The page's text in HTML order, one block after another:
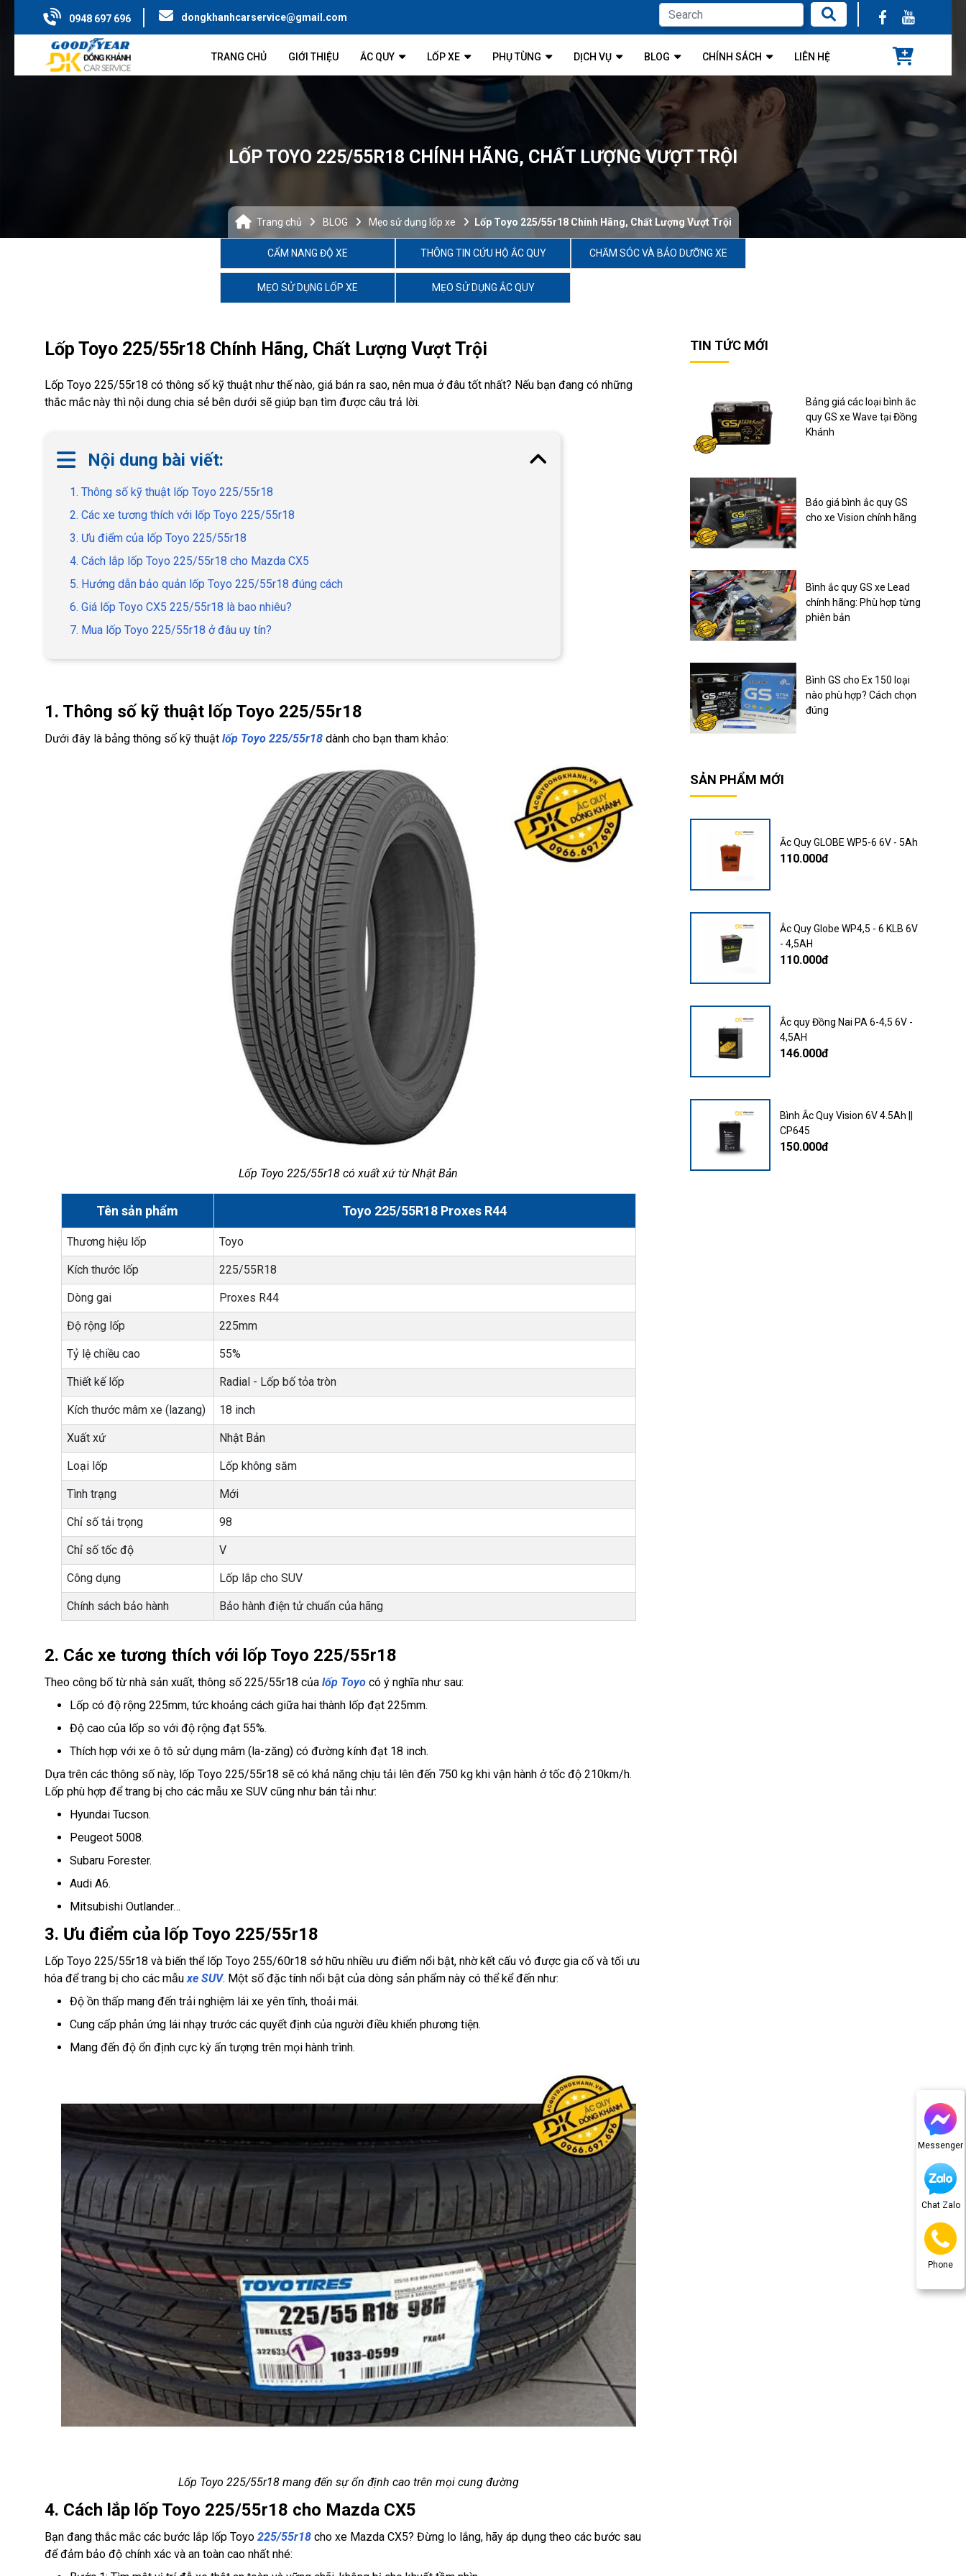
0948 697 696 dongkhanhcarservice@gmail.com
TRANG CHỦ GIỚI THIỆU ẮC QUY LỐP XE PHỤ TÙNG DỊCH VỤ BLOG CHÍNH SÁCH LIÊN HỆ
Messenger
Chat Zalo
Phone
LỐP TOYO 225/55R18 CHÍNH HÃNG, CHẤT LƯỢNG VƯỢT TRỘI
Trang chủ BLOG Mẹo sử dụng lốp xe Lốp Toyo 225/55r18 Chính Hãng, Chất Lượng Vượt Trội
CẨM NANG ĐỘ XE THÔNG TIN CỨU HỘ ẮC QUY CHĂM SÓC VÀ BẢO DƯỠNG XE
MẸO SỬ DỤNG LỐP XE MẸO SỬ DỤNG ẮC QUY
Lốp Toyo 225/55r18 Chính Hãng, Chất Lượng Vượt Trội
Lốp Toyo 225/55r18 có thông số kỹ thuật như thế nào, giá bán ra sao, nên mua ở đâu tốt nhất? Nếu bạn đang có những
thắc mắc này thì nội dung chia sẻ bên dưới sẽ giúp bạn tìm được câu trả lời.
Nội dung bài viết:
1. Thông số kỹ thuật lốp Toyo 225/55r18
2. Các xe tương thích với lốp Toyo 225/55r18
3. Ưu điểm của lốp Toyo 225/55r18
4. Cách lắp lốp Toyo 225/55r18 cho Mazda CX5
5. Hướng dẫn bảo quản lốp Toyo 225/55r18 đúng cách
6. Giá lốp Toyo CX5 225/55r18 là bao nhiêu?
7. Mua lốp Toyo 225/55r18 ở đâu uy tín?
1. Thông số kỹ thuật lốp Toyo 225/55r18
Dưới đây là bảng thông số kỹ thuật lốp Toyo 225/55r18 dành cho bạn tham khảo:
Lốp Toyo 225/55r18 có xuất xứ từ Nhật Bản
Tên sản phẩm Toyo 225/55R18 Proxes R44
Thương hiệu lốp Toyo
Kích thước lốp 225/55R18
Dòng gai Proxes R44
Độ rộng lốp 225mm
Tỷ lệ chiều cao 55%
Thiết kế lốp Radial - Lốp bố tỏa tròn
Kích thước mâm xe (lazang) 18 inch
Xuất xứ Nhật Bản
Loại lốp Lốp không săm
Tình trạng Mới
Chỉ số tải trọng 98
Chỉ số tốc độ V
Công dụng Lốp lắp cho SUV
Chính sách bảo hành Bảo hành điện tử chuẩn của hãng
2. Các xe tương thích với lốp Toyo 225/55r18
Theo công bố từ nhà sản xuất, thông số 225/55r18 của lốp Toyo có ý nghĩa như sau:
Lốp có độ rộng 225mm, tức khoảng cách giữa hai thành lốp đạt 225mm.
Độ cao của lốp so với độ rộng đạt 55%.
Thích hợp với xe ô tô sử dụng mâm (la-zăng) có đường kính đạt 18 inch.
Dựa trên các thông số này, lốp Toyo 225/55r18 sẽ có khả năng chịu tải lên đến 750 kg khi vận hành ở tốc độ 210km/h.
Lốp phù hợp để trang bị cho các mẫu xe SUV cũng như bán tải như:
Hyundai Tucson.
Peugeot 5008.
Subaru Forester.
Audi A6.
Mitsubishi Outlander…
3. Ưu điểm của lốp Toyo 225/55r18
Lốp Toyo 225/55r18 và biến thể lốp Toyo 255/60r18 sở hữu nhiều ưu điểm nổi bật, nhờ kết cấu vỏ được gia cố và tối ưu
hóa để trang bị cho các mẫuxe SUV. Một số đặc tính nổi bật của dòng sản phẩm này có thể kể đến như:
Độ ồn thấp mang đến trải nghiệm lái xe yên tĩnh, thoải mái.
Cung cấp phản ứng lái nhạy trước các quyết định của người điều khiển phương tiện.
Mang đến độ ổn định cực kỳ ấn tượng trên mọi hành trình.
Lốp Toyo 225/55r18 mang đến sự ổn định cao trên mọi cung đường
4. Cách lắp lốp Toyo 225/55r18 cho Mazda CX5
Bạn đang thắc mắc các bước lắp lốp Toyo 225/55r18 cho xe Mazda CX5? Đừng lo lắng, hãy áp dụng theo các bước sau
để đảm bảo độ chính xác và an toàn cao nhất nhé:
TIN TỨC MỚI
Bảng giá các loại bình ắc
quy GS xe Wave tại Đồng
Khánh
Báo giá bình ắc quy GS
cho xe Vision chính hãng
Bình ắc quy GS xe Lead
chính hãng: Phù hợp từng
phiên bản
Bình GS cho Ex 150 loại
nào phù hợp? Cách chọn
đúng
SẢN PHẨM MỚI
Ắc Quy GLOBE WP5-6 6V - 5Ah
110.000đ
Ắc Quy Globe WP4,5 - 6 KLB 6V
- 4,5AH
110.000đ
Ắc quy Đồng Nai PA 6-4,5 6V -
4,5AH
146.000đ
Bình Ắc Quy Vision 6V 4.5Ah ||
CP645
150.000đ